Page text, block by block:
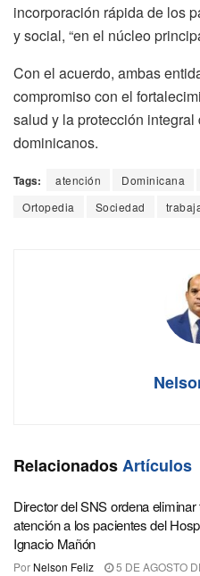
incorporación rápida de los
y social, “en el núcleo
Con el acuerdo, ambas
compromiso con el
salud y la protección
dominicanos.
Tags: atención Dominicana
Ortopedia
Sociedad
RelacionadosArtículos
Director del SNS ordena
atención a los pacientes del
Ignacio Mañón
Por Nelson Feliz 5 DE AGOSTO